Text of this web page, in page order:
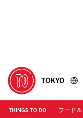
に
移
動
移
動
TOKYO
THINGS TO DO フード
画像提供: メグミ